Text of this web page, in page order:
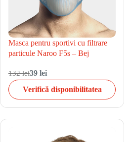
Masca pentru sportivi cu filtrare
particule Naroo F5s – Bej
132 lei39 lei
Verifică disponibilitatea